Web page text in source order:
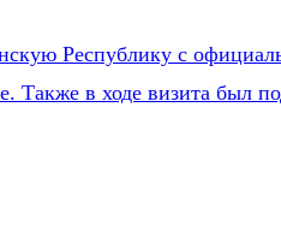
Республику с
в ходе визита был